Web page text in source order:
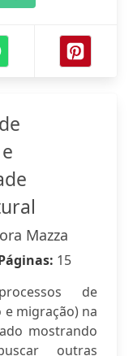
Mazza
15
de
migração) na
mostrando
outras